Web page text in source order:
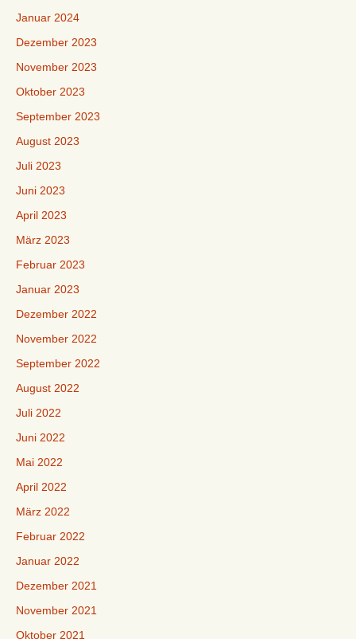
Januar 2024
Dezember 2023
November 2023
Oktober 2023
September 2023
August 2023
Juli 2023
Juni 2023
April 2023
März 2023
Februar 2023
Januar 2023
Dezember 2022
November 2022
September 2022
August 2022
Juli 2022
Juni 2022
Mai 2022
April 2022
März 2022
Februar 2022
Januar 2022
Dezember 2021
November 2021
Oktober 2021